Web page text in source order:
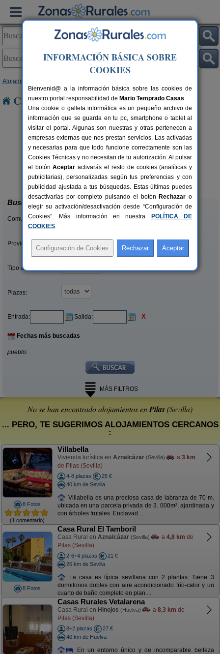
Alojamientos
Casas Rurales cerca de Pilas
2-22+3 pers.
desde15 €
Hacienda San José
Carmona (Sevilla)
Buscar
Comunidades:
Provincias/Islas:
Tipo alquiler:
Plazas:
Entrada: Salida: X
Fechas más buscadas
pueblo:
MÁS FILTROS
No se han encontrado alojamientos enPilas(Sevilla)
... PERO, TE SUGERIMOS ALOJAMIENTOS CERCANOS
:
8 Fotos
(1 comentario)
Villabella
Vivienda turística en Aznalcázar (Sevilla) a 3 km
de Pilas (Sevilla)
4-8 plazas
25 €
40 km de Sevilla
Villabella es una preciosa casa de labranza de 70 m.
ubicada en una parcela privada de 3. 000m², ajardinada y
con árboles frutales. Enclavad ...
8 Fotos
Casa Rural El Tamboril
Casa Rural en Aznalcázar (Sevilla) a 4,8 km de
Pilas (Sevilla)
2-6+4 plazas
21 €
26 km de Sevilla
La casa es típica sevillana con 2 plantas. Tiene 3
dormitorios dobles con aire acondicionado frío-calor y un
cuarto de baño completo en plan ...
Casas Rurales Vetalarena
Casa Rural en Hinojos (Huelva) a 8,3 km de
Pilas (Sevilla)
8+2 plazas
27 €
40 km de Huelva
En un entorno único y de incomparable belleza
INFORMACIÓN BÁSICA SOBRE
COOKIES
Bienvenid@ a la información básica sobre las cookies de
nuestro portal responsabilidad de Mario Temprado Casas.
Una cookie o galleta informática es un pequeño archivo de
información que se guarda en tu pc, smartphone o tablet al
visitar el portal. Algunas son nuestras y otras pertenecen a
empresas externas que nos prestan servicios. Las activadas
y necesarias para que todo funcione correctamente son las
Cookies Técnicas y no necesitan de tu autorización. Al pulsar
el botónAceptar activarás el resto de cookies (analíticas y
publicitarias), personalizadas según tus preferencias y con
publicidad ajustada a tus búsquedas. Estas últimas puedes
desactivarlas por completo pulsando el botón Rechazar o
elegir su activación/desactivación desde “Configuración de
Cookies”. Más información en nuestra
POLÍTICA DE
COOKIES.